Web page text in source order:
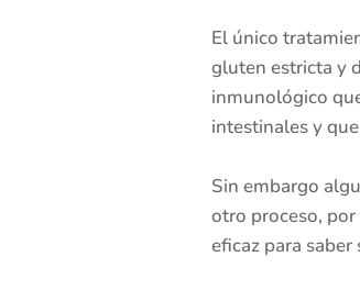
El único
gluten estricta y
inmunológico
intestinales y
Sin embargo
otro proceso,
eficaz para